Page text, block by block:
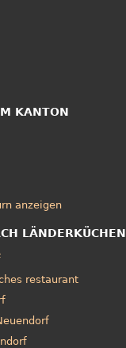
KANTON
anzeigen
LÄNDERKÜCHEN
restaurant